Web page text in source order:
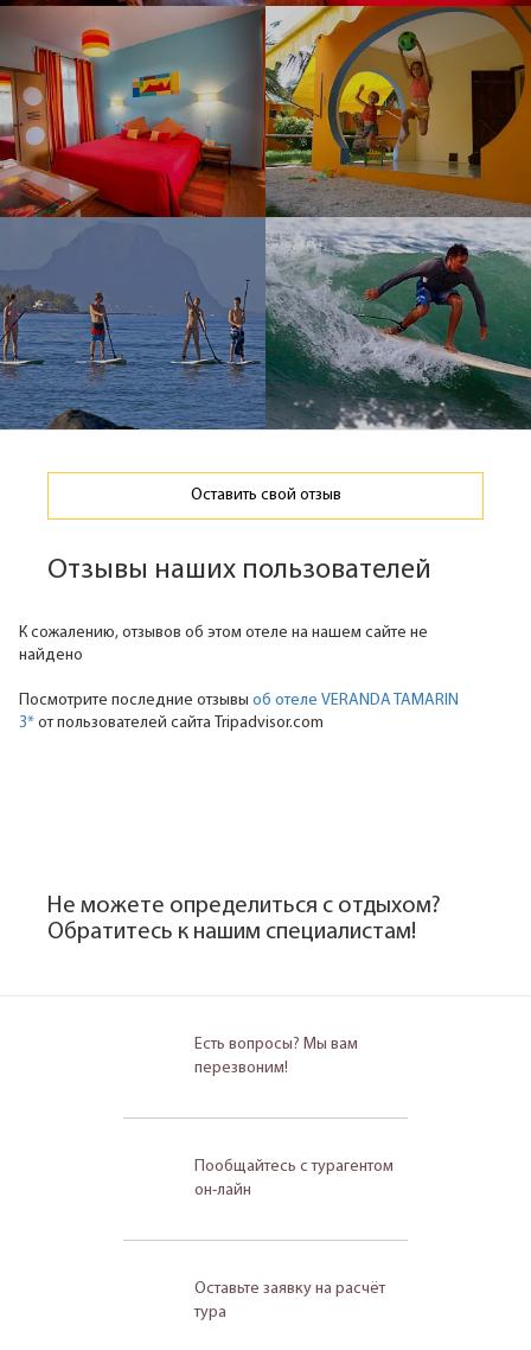
Оставить свой отзыв
Отзывы наших пользователей
К сожалению, отзывов об этом отеле на нашем сайте не
найдено
Посмотрите последние отзывы об отеле VERANDA TAMARIN
3* от пользователей сайта Tripadvisor.com
Не можете определиться с отдыхом?
Обратитесь к нашим специалистам!
Есть вопросы? Мы вам
перезвоним!
Пообщайтесь с турагентом
он-лайн
Оставьте заявку на расчёт
тура